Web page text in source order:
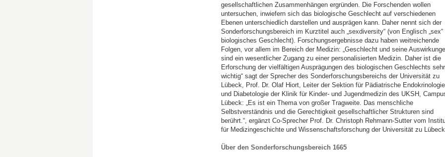
gesellschaftlichen Zusammenhängen ergründen. Die Forschenden wollen
untersuchen, inwiefern sich das biologische Geschlecht auf verschiedenen
Ebenen unterschiedlich darstellen und ausprägen kann. Daher nennt sich der
Sonderforschungsbereich im Kurztitel auch „sexdiversity“ (von Englisch „sex“
biologisches Geschlecht). Forschungsergebnisse dazu haben weitreichende
Folgen, vor allem im Bereich der Medizin: „Geschlecht und seine
sind ein wesentlicher Zugang zu einer personalisierten Medizin. Daher ist die
Erforschung der vielfältigen Ausprägungen des biologischen Geschlechts sehr
wichtig“ sagt der Sprecher des Sonderforschungsbereichs der Universität zu
Lübeck, Prof. Dr. Olaf Hiort, Leiter der Sektion für Pädiatrische Endokrinologie
und Diabetologie der Klinik für Kinder- und Jugendmedizin des UKSH,
Lübeck: „Es ist ein Thema von großer Tragweite. Das menschliche
Selbstverständnis und die Gerechtigkeit gesellschaftlicher Strukturen sind
berührt.“, ergänzt Co-Sprecher Prof. Dr. Christoph Rehmann-Sutter vom
für Medizingeschichte und Wissenschaftsforschung der Universität zu
Über den Sonderforschungsbereich 1665